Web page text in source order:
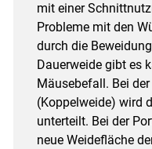
mit einer
Probleme mit den
durch die
Dauerweide gibt es
Mäusebefall. Bei
(Koppelweide) wird
unterteilt. Bei der
neue Weidefläche